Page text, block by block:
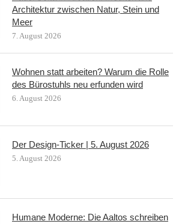
Architektur zwischen Natur, Stein und
Meer
7. August 2026
Wohnen statt arbeiten? Warum die Rolle
des Bürostuhls neu erfunden wird
6. August 2026
Der Design-Ticker | 5. August 2026
5. August 2026
Humane Moderne: Die Aaltos schreiben